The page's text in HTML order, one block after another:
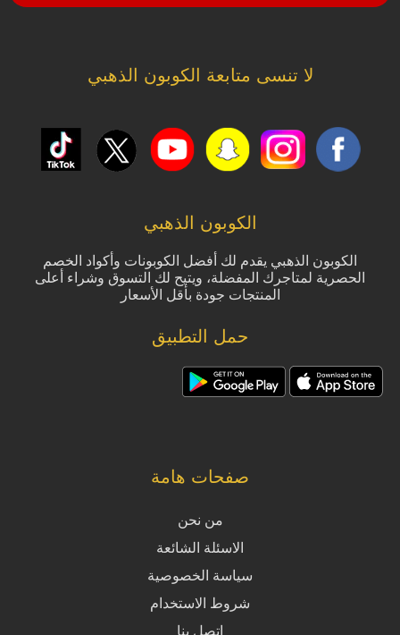
لا تنسى متابعة الكوبون الذهبي
الكوبون الذهبي
الكوبون الذهبي يقدم لك أفضل الكوبونات وأكواد الخصم
الحصرية لمتاجرك المفضلة، ويتيح لك التسوق وشراء أعلى
المنتجات جودة بأقل الأسعار
حمل التطبيق
صفحات هامة
من نحن
الاسئلة الشائعة
سياسة الخصوصية
شروط الاستخدام
اتصل بنا